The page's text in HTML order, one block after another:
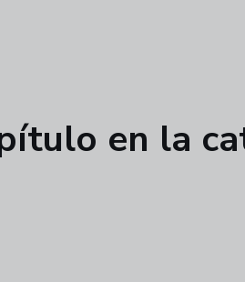
en la